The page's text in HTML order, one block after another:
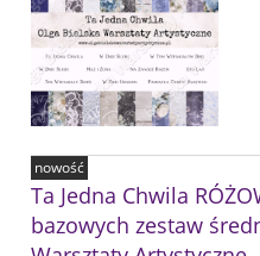
Ta Jedna Chwila
bazowych zestaw
nowość